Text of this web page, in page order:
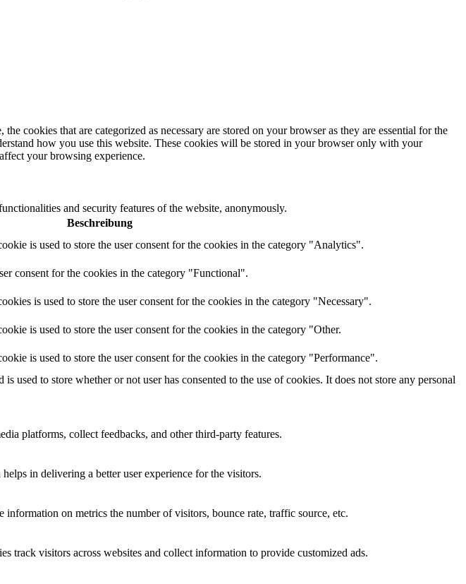
cookies that are categorized as necessary are stored on your browser as they are essential for the
how you use this website. These cookies will be stored in your browser only with your
your browsing experience.
and security features of the website, anonymously.
Beschreibung
is used to store the user consent for the cookies in the category "Analytics".
consent for the cookies in the category "Functional".
is used to store the user consent for the cookies in the category "Necessary".
is used to store the user consent for the cookies in the category "Other.
is used to store the user consent for the cookies in the category "Performance".
used to store whether or not user has consented to the use of cookies. It does not store any personal
platforms, collect feedbacks, and other third-party features.
in delivering a better user experience for the visitors.
on metrics the number of visitors, bounce rate, traffic source, etc.
track visitors across websites and collect information to provide customized ads.